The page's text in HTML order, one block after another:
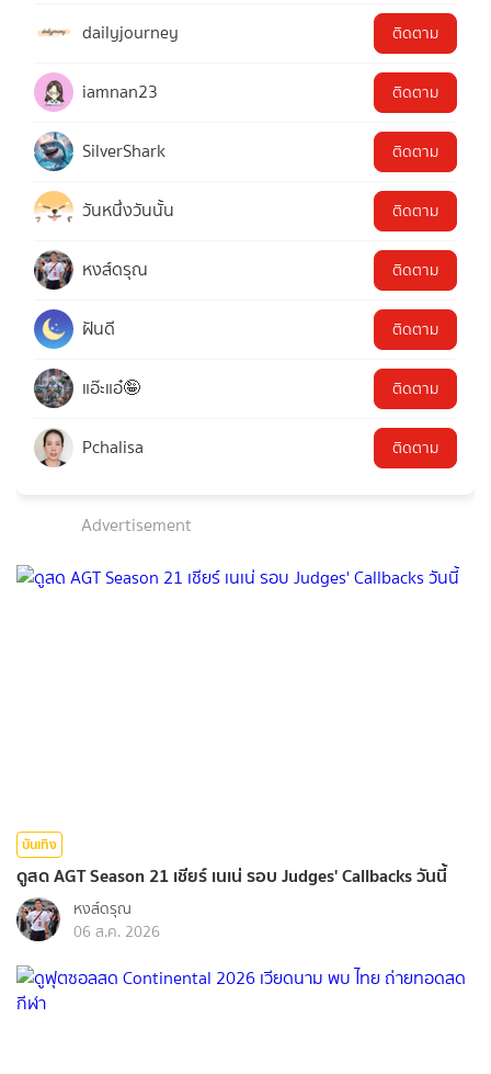
dailyjourney ติดตาม
iamnan23 ติดตาม
SilverShark ติดตาม
วันหนึ่งวันนั้น ติดตาม
หงส์ดรุณ ติดตาม
ฝันดี ติดตาม
แอ๊ะแอ๋🤪 ติดตาม
Pchalisa ติดตาม
Advertisement
บันเทิง
ดูสด AGT Season 21 เชียร์ เนเน่ รอบ Judges' Callbacks วันนี้
หงส์ดรุณ
06 ส.ค. 2026